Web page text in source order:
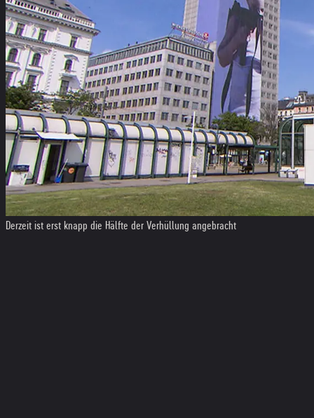
Derzeit ist erst knapp die Hälfte der Verhüllung angebracht